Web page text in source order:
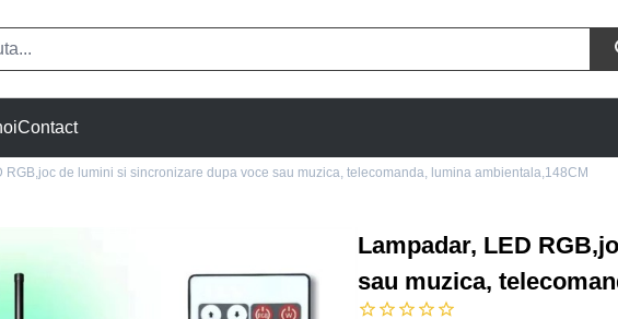
Contact
RGB,joc de lumini si sincronizare dupa voce sau muzica, telecomanda, lumina ambientala,148CM
Lampadar, LED
sau muzica,